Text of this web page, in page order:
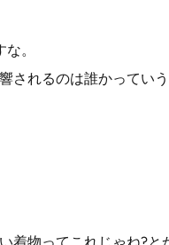
。
されるのは誰かってい